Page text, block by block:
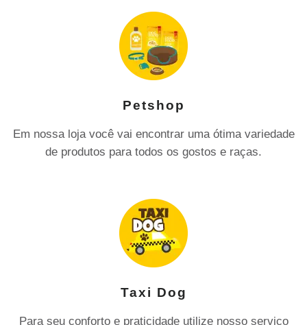
Petshop
Em nossa loja você vai encontrar uma ótima variedade
de produtos para todos os gostos e raças.
Taxi Dog
Para seu conforto e praticidade utilize nosso serviço